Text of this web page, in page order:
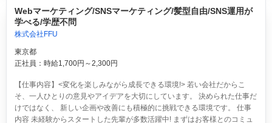
Webマーケティング/SNSマーケティング/髪型自由/SNS運用が
学べる/学歴不問
株式会社FFU
東京都
正社員：時給1,700円～2,300円
【仕事内容】<変化を楽しみながら成長できる環境!> 若い会社だからこ
そ、一人ひとりの意見やアイデアを大切にしています。 決められた仕事だ
けではなく、 新しい企画や改善にも積極的に挑戦できる環境です。 仕事
内容 未経験からスタートした先輩が多数活躍中! まずはお客様とのコミュ